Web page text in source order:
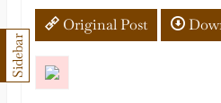
Original Post
Sidebar